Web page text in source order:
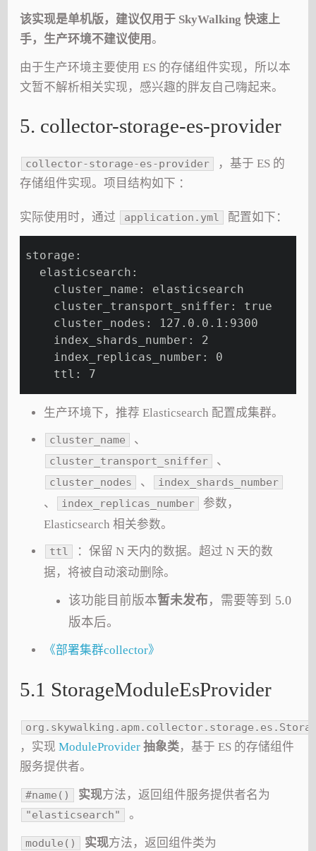
该实现是单机版，建议仅用于 SkyWalking 快速上
手，生产环境不建议使用。
由于生产环境主要使用 ES 的存储组件实现，所以本
文暂不解析相关实现，感兴趣的胖友自己嗨起来。
5. collector-storage-es-provider
collector-storage-es-provider
，基于 ES 的
存储组件实现。项目结构如下 ：
实际使用时，通过 application.yml 配置如下：
storage:
  elasticsearch:
    cluster_name: elasticsearch
    cluster_transport_sniffer: true
    cluster_nodes: 127.0.0.1:9300
    index_shards_number: 2
    index_replicas_number: 0
    ttl: 7
生产环境下，推荐 Elasticsearch 配置成集群。
cluster_name 、
cluster_transport_sniffer 、
cluster_nodes 、 index_shards_number
、 index_replicas_number
参数，
Elasticsearch 相关参数。
ttl
：保留 N 天内的数据。超过 N 天的数
据，将被自动滚动删除。
该功能目前版本暂未发布，需要等到 5.0
版本后。
《部署集群collector》
5.1 StorageModuleEsProvider
，实现ModuleProvider 抽象类，基于 ES 的存储组件
服务提供者。
#name() 实现方法，返回组件服务提供者名为
"elasticsearch" 。
module() 实现方法，返回组件类为